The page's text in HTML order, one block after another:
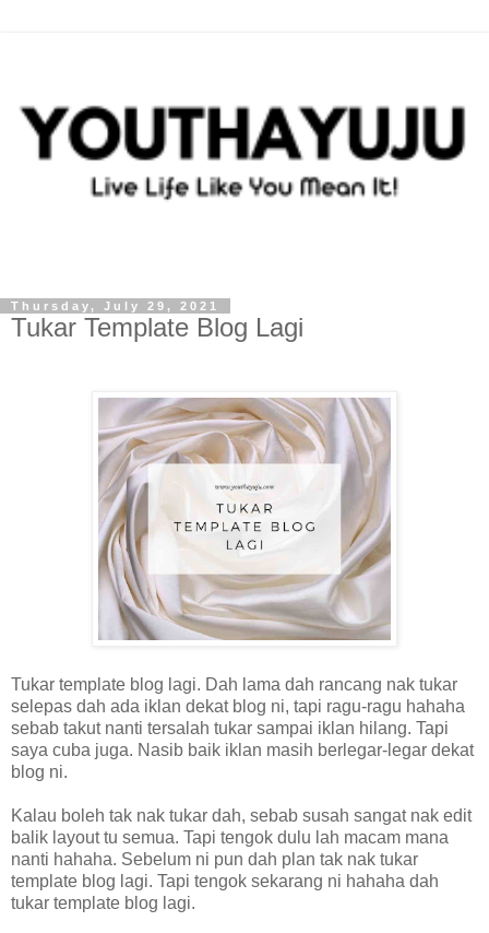
Thursday, July 29, 2021
Tukar Template Blog Lagi
Tukar template blog lagi. Dah lama dah rancang nak tukar
selepas dah ada iklan dekat blog ni, tapi ragu-ragu hahaha
sebab takut nanti tersalah tukar sampai iklan hilang. Tapi
saya cuba juga. Nasib baik iklan masih berlegar-legar dekat
blog ni.
Kalau boleh tak nak tukar dah, sebab susah sangat nak edit
balik layout tu semua. Tapi tengok dulu lah macam mana
nanti hahaha. Sebelum ni pun dah plan tak nak tukar
template blog lagi. Tapi tengok sekarang ni hahaha dah
tukar template blog lagi.